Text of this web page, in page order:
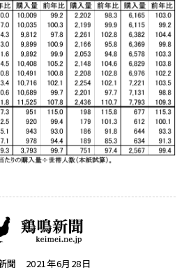
聞 2021年6月28日